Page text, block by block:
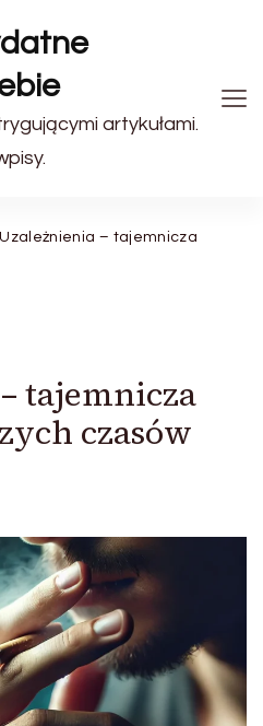
artykułami.
Uzależnienia – tajemnicza
tajemnicza
czasów